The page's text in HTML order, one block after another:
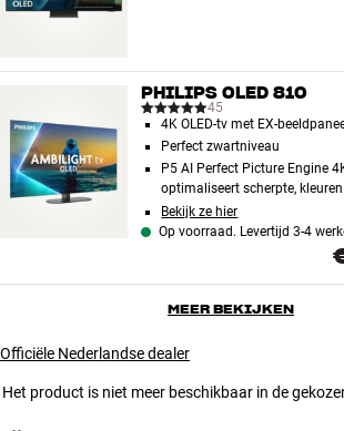
PHILIPS OLED 810
45
4K OLED-tv met EX-
Perfect zwartniveau
P5 AI Perfect Picture Engine
optimaliseert scherpte,
Bekijk ze hier
Op voorraad. Levertijd 3-4
MEER BEKIJKEN
Officiële Nederlandse dealer
Het product is niet meer beschikbaar in de